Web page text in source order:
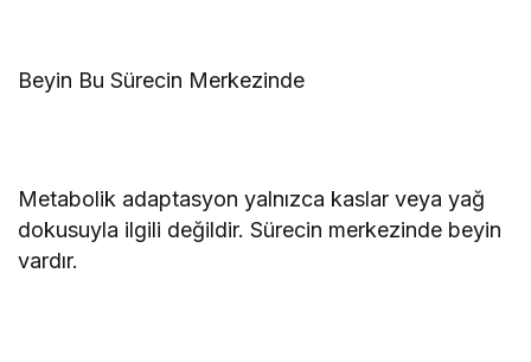
Beyin Bu Sürecin Merkezinde
Metabolik adaptasyon yalnızca kaslar veya yağ
dokusuyla ilgili değildir. Sürecin merkezinde beyin
vardır.